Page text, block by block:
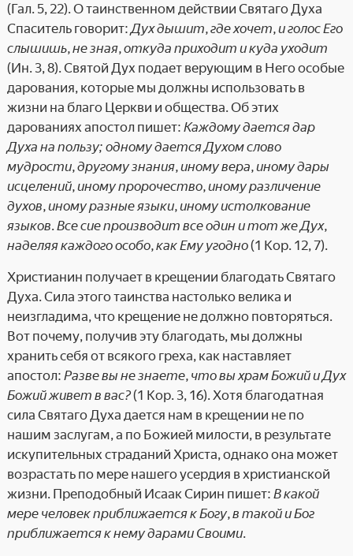
(Гал. 5, 22). О таинственном действии Святаго Духа
Спаситель говорит:Дух дышит, где хочет, и голос Его
слышишь, не зная, откуда приходит и куда уходит
(Ин. 3, 8). Святой Дух подает верующим в Него особые
дарования, которые мы должны использовать в
жизни на благо Церкви и общества. Об этих
дарованиях апостол пишет: Каждому дается дар
Духа на пользу; одному дается Духом слово
мудрости, другому знания, иному вера, иному дары
исцелений, иному пророчество, иному различение
духов, иному разные языки, иному истолкование
языков. Все сие производит все один и тот же Дух,
наделяя каждого особо, как Ему угодно(1 Кор. 12, 7).
Христианин получает в крещении благодать Святаго
Духа. Сила этого таинства настолько велика и
неизгладима, что крещение не должно повторяться.
Вот почему, получив эту благодать, мы должны
хранить себя от всякого греха, как наставляет
апостол: Разве вы не знаете, что вы храм Божий и Дух
Божий живет в вас?(1 Кор. 3, 16). Хотя благодатная
сила Святаго Духа дается нам в крещении не по
нашим заслугам, а по Божией милости, в результате
искупительных страданий Христа, однако она может
возрастать по мере нашего усердия в христианской
жизни. Преподобный Исаак Сирин пишет: В какой
мере человек приближается к Богу, в такой и Бог
приближается к нему дарами Своими.